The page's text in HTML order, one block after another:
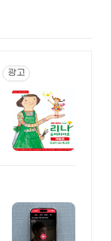
광고